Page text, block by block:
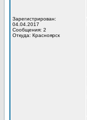
Зарегистрирован:
04.04.2017
Сообщения: 2
Откуда: Красноярск